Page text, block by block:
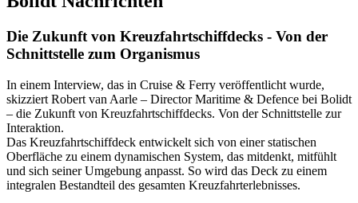
Die Zukunft von Kreuzfahrtschiffdecks - Von der
Schnittstelle zum Organismus
In einem Interview, das in Cruise & Ferry veröffentlicht wurde,
skizziert Robert van Aarle – Director Maritime & Defence bei Bolidt
– die Zukunft von Kreuzfahrtschiffdecks. Von der Schnittstelle zur
Interaktion.
Das Kreuzfahrtschiffdeck entwickelt sich von einer statischen
Oberfläche zu einem dynamischen System, das mitdenkt, mitfühlt
und sich seiner Umgebung anpasst. So wird das Deck zu einem
integralen Bestandteil des gesamten Kreuzfahrterlebnisses.